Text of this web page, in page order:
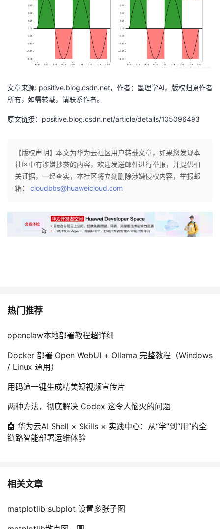
文章来源: positive.blog.csdn.net，作者：墨理学AI，版权归原作者
所有，如需转载，请联系作者。
原文链接：positive.blog.csdn.net/article/details/105096493
【版权声明】本文为华为云社区用户转载文章，如果您发现本
社区中有涉嫌抄袭的内容，欢迎发送邮件进行举报，并提供相
关证据，一经查实，本社区将立刻删除涉嫌侵权内容，举报邮
箱： cloudbbs@huaweicloud.com
热门推荐
openclaw本地部署教程超详细
Docker 部署 Open WebUI + Ollama 完整教程（Windows
/ Linux 通用）
用码道一键生成精美短视频宣传片
两种方法，彻底解决 Codex 这令人恼火的问题
🤖 华为云AI Shell × Skills × 实践中心：从“学”到“用”的全
链路智能部署运维体验
相关文章
matplotlib subplot 设置多张子图